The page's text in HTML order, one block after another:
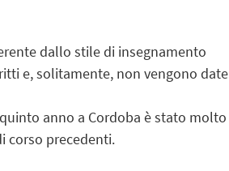
dallo stile di insegnamento
e, solitamente, non vengono date
anno a Cordoba è stato molto
corso precedenti.